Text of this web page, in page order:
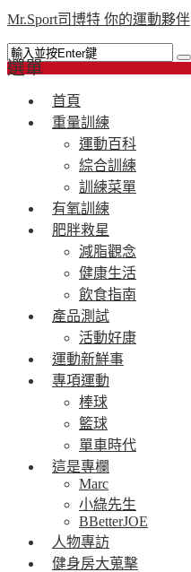
Mr.Sport司博特 你的運動夥伴
選單
首頁
重量訓練
運動百科
綜合訓練
訓練菜單
有氧訓練
肥胖救星
減脂觀念
健康生活
飲食指南
產品測試
活動好康
運動新鮮事
專項運動
棒球
籃球
單車時代
這是專欄
Marc
小綠先生
BBetterJOE
人物專訪
健身房大蒐擊